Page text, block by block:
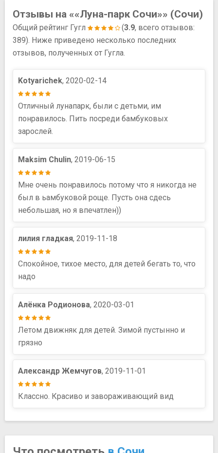
Отзывы на ««Луна-парк Сочи»» (Сочи)
Общий рейтинг Гугл (3.9, всего отзывов:
389). Ниже приведено несколько последних
отзывов, полученных от Гугла.
Kotyarichek, 2020-02-14
Отличный лунапарк, были с детьми, им
понравилось. Пить посреди бамбуковых
зарослей.
Maksim Chulin, 2019-06-15
Мне очень понравилось потому что я никогда не
был в ьамбуковой роще. Пусть она сдесь
небольшая, но я впечатлен))
лилия гладкая, 2019-11-18
Спокойное, тихое место, для детей бегать то, что
надо
Алёнка Родионова, 2020-03-01
Летом движняк для детей. Зимой пустынно и
грязно
Александр Жемчугов, 2019-11-01
Классно. Красиво и завораживающий вид